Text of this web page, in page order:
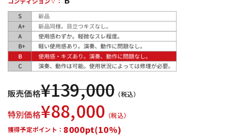
販売価格¥139,000 （税込）
特別価格¥88,000 （税込）
獲得予定ポイント： 8000pt(10%)